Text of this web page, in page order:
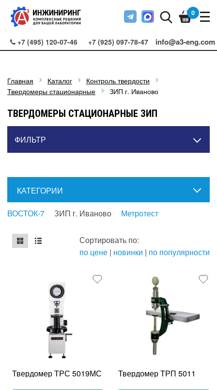
+7 (495) 120-07-46 +7 (925) 097-78-47 info@a3-eng.com
0
Главная Каталог
Контроль твердости
Твердомеры стационарные
ЗИП г. Иваново
ТВЕРДОМЕРЫ СТАЦИОНАРНЫЕ ЗИП
ФИЛЬТР
КАТЕГОРИИ
ВОСТОК-7 ЗИП г. Иваново Метротест
mse2_chunk_default
mse2_chunk_alternate
Сортировать по:
по цене | новинки | по популярности
Твердомер ТРС 5019МС Твердомер ТРП 5011